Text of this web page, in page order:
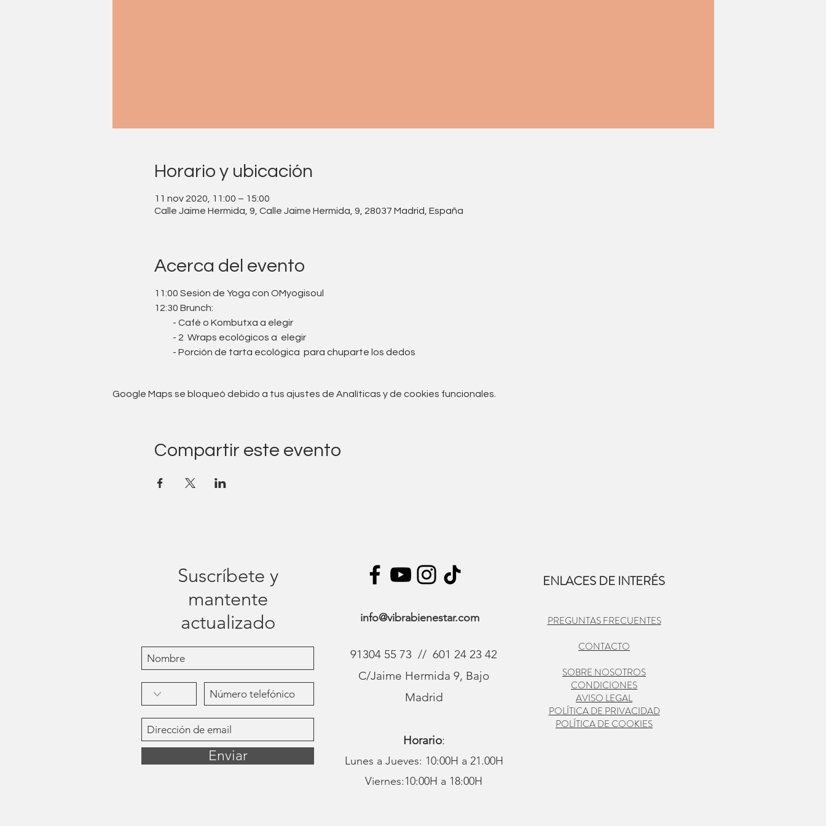
Horario y ubicación
11 nov 2020, 11:00 – 15:00
Calle Jaime Hermida, 9, Calle Jaime Hermida, 9, 28037 Madrid, España
Acerca del evento
11:00 Sesión de Yoga con OMyogisoul
12:30 Brunch:
- Café o Kombutxa a elegir
- 2 Wraps ecológicos a elegir
- Porción de tarta ecológica para chuparte los dedos
Google Maps se bloqueó debido a tus ajustes de Analíticas y de cookies funcionales.
Compartir este evento
Suscríbete y
mantente
actualizado
Enviar
ENLACES DE INTERÉS
info@vibrabienestar.com
91304 55 73 // 601 24 23 42
C/Jaime Hermida 9, Bajo
Madrid
Horario:
Lunes a Jueves: 10:00H a 21.00H
Viernes:10:00H a 18:00H
PREGUNTAS FRECUENTES
CONTACTO
SOBRE NOSOTROS
CONDICIONES
AVISO LEGAL
POLÍTICA DE PRIVACIDAD
POLÍTICA DE COOKIES